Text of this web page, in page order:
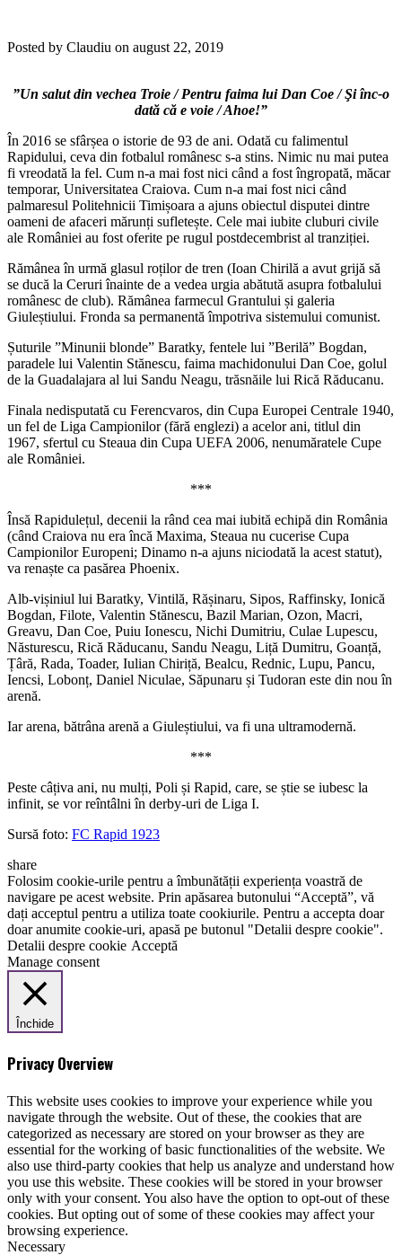
Posted by Claudiu on august 22, 2019
”Un salut din vechea Troie / Pentru faima lui Dan Coe / Şi înc-o
dată că e voie / Ahoe!”
În 2016 se sfârșea o istorie de 93 de ani. Odată cu falimentul
Rapidului, ceva din fotbalul românesc s-a stins. Nimic nu mai putea
fi vreodată la fel. Cum n-a mai fost nici când a fost îngropată, măcar
temporar, Universitatea Craiova. Cum n-a mai fost nici când
palmaresul Politehnicii Timișoara a ajuns obiectul disputei dintre
oameni de afaceri mărunți sufletește. Cele mai iubite cluburi civile
ale României au fost oferite pe rugul postdecembrist al tranziției.
Rămânea în urmă glasul roților de tren (Ioan Chirilă a avut grijă să
se ducă la Ceruri înainte de a vedea urgia abătută asupra fotbalului
românesc de club). Rămânea farmecul Grantului și galeria
Giuleștiului. Fronda sa permanentă împotriva sistemului comunist.
Șuturile ”Minunii blonde” Baratky, fentele lui ”Berilă” Bogdan,
paradele lui Valentin Stănescu, faima machidonului Dan Coe, golul
de la Guadalajara al lui Sandu Neagu, trăsnăile lui Rică Răducanu.
Finala nedisputată cu Ferencvaros, din Cupa Europei Centrale 1940,
un fel de Liga Campionilor (fără englezi) a acelor ani, titlul din
1967, sfertul cu Steaua din Cupa UEFA 2006, nenumăratele Cupe
ale României.
***
Însă Rapidulețul, decenii la rând cea mai iubită echipă din România
(când Craiova nu era încă Maxima, Steaua nu cucerise Cupa
Campionilor Europeni; Dinamo n-a ajuns niciodată la acest statut),
va renaște ca pasărea Phoenix.
Alb-vișiniul lui Baratky, Vintilă, Rășinaru, Sipos, Raffinsky, Ionică
Bogdan, Filote, Valentin Stănescu, Bazil Marian, Ozon, Macri,
Greavu, Dan Coe, Puiu Ionescu, Nichi Dumitriu, Culae Lupescu,
Năsturescu, Rică Răducanu, Sandu Neagu, Liță Dumitru, Goanță,
Țâră, Rada, Toader, Iulian Chiriță, Bealcu, Rednic, Lupu, Pancu,
Iencsi, Lobonț, Daniel Niculae, Săpunaru și Tudoran este din nou în
arenă.
Iar arena, bătrâna arenă a Giuleștiului, va fi una ultramodernă.
***
Peste câțiva ani, nu mulți, Poli și Rapid, care, se știe se iubesc la
infinit, se vor reîntâlni în derby-uri de Liga I.
Sursă foto: FC Rapid 1923
share
Folosim cookie-urile pentru a îmbunătății experiența voastră de
navigare pe acest website. Prin apăsarea butonului “Acceptă”, vă
dați acceptul pentru a utiliza toate cookiurile. Pentru a accepta doar
doar anumite cookie-uri, apasă pe butonul "Detalii despre cookie".
Detalii despre cookie Acceptă
Manage consent
Închide
Privacy Overview
This website uses cookies to improve your experience while you
navigate through the website. Out of these, the cookies that are
categorized as necessary are stored on your browser as they are
essential for the working of basic functionalities of the website. We
also use third-party cookies that help us analyze and understand how
you use this website. These cookies will be stored in your browser
only with your consent. You also have the option to opt-out of these
cookies. But opting out of some of these cookies may affect your
browsing experience.
Necessary